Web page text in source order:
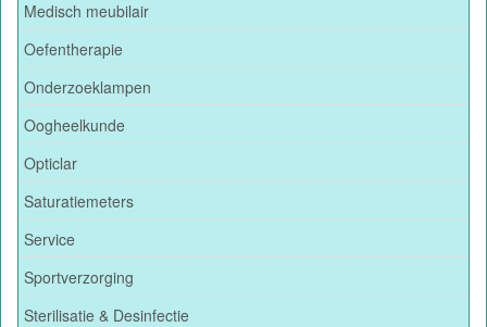
Medisch meubilair
Oefentherapie
Onderzoeklampen
Oogheelkunde
Opticlar
Saturatiemeters
Service
Sportverzorging
Sterilisatie & Desinfectie